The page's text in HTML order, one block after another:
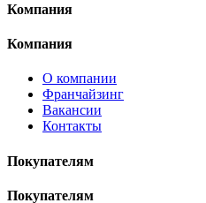
Компания
Компания
О компании
Франчайзинг
Вакансии
Контакты
Покупателям
Покупателям